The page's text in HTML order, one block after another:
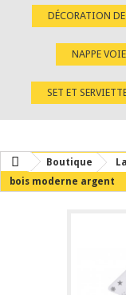
DÉCORATION
NAPPE
SET ET
Boutique
bois moderne argent